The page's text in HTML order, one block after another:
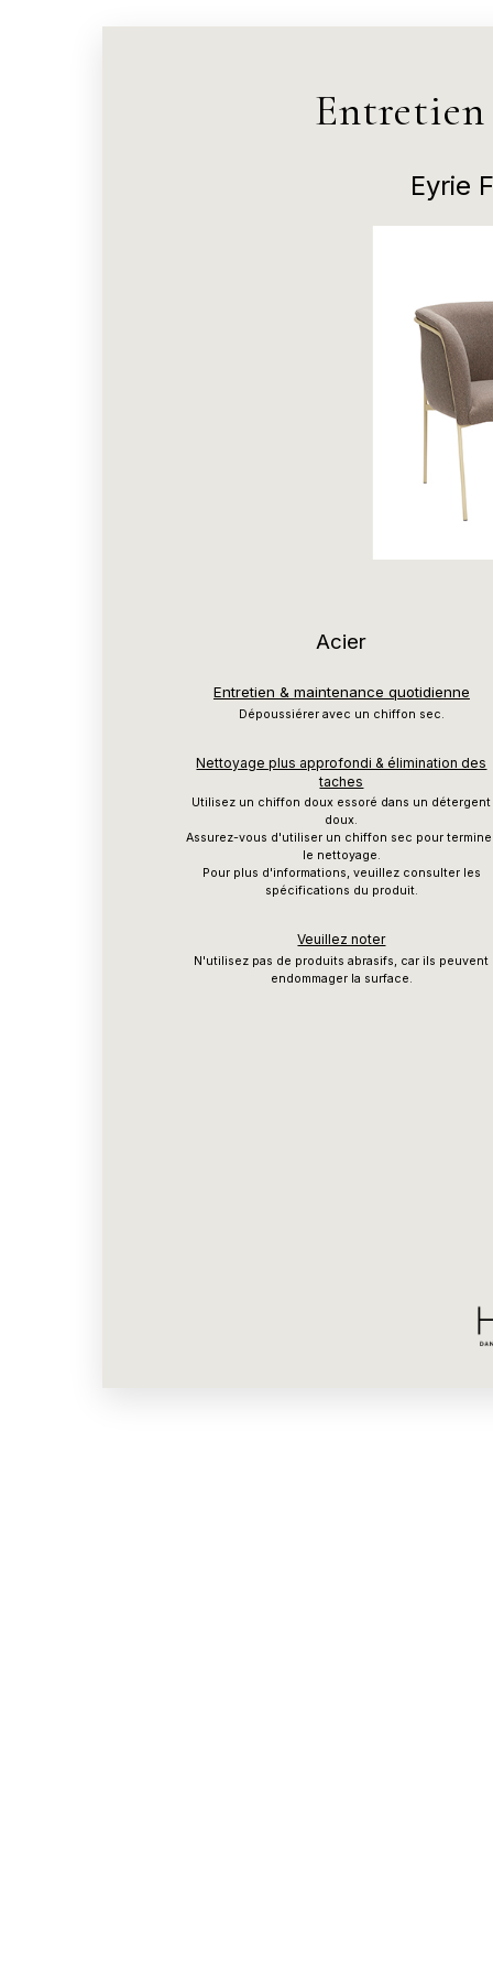
Entretien
Eyrie
Acier
Entretien & maintenance quotidienne
Dépoussiérer avec un chiffon sec.
Nettoyage plus approfondi & élimination des
taches
Utilisez un chiffon doux essoré dans un détergent
doux.
Assurez-vous d'utiliser un chiffon sec pour
le nettoyage.
Pour plus d'informations, veuillez consulter les
spécifications du produit.
Veuillez noter
N'utilisez pas de produits abrasifs, car ils peuvent
endommager la surface.